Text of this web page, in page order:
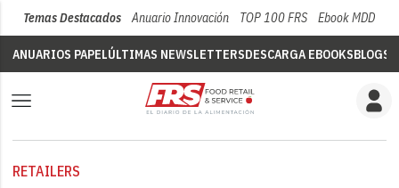
Temas Destacados Anuario Innovación TOP 100 FRS Ebook MDD
ANUARIOS PAPELÚLTIMAS NEWSLETTERSDESCARGA EBOOKSBLOGS
RETAILERS